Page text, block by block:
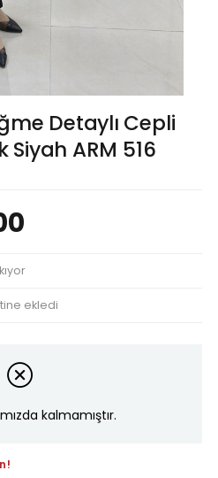
Detaylı Cepli
Siyah ARM 516
ekledi
kalmamıştır.